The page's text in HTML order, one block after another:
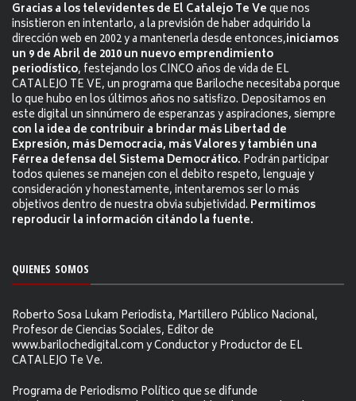
Gracias a los televidentes de El Catalejo Te Veque nos
insistieron en intentarlo, a la previsión de haber adquirido la
dirección web en 2002 y a mantenerla desde entonces,iniciamos
un 9 de Abril de 2010 un nuevo emprendimiento
periodístico, festejando los CINCO años de vida de EL
CATALEJO TE VE, un programa que Bariloche necesitaba porque
lo que hubo en los últimos años no satisfizo. Depositamos en
este digital un sinnúmero de esperanzas y aspiraciones, siempre
con la idea de contribuir a brindar más Libertad de
Expresión, más Democracia, más Valores y también una
Férrea defensa del Sistema Democrático. Podrán participar
todos quienes se manejen con el debito respeto, lenguaje y
consideración y honestamente, intentaremos ser lo más
objetivos dentro de nuestra obvia subjetividad. Permitimos
reproducir la información citándo la fuente.
QUIENES SOMOS
Roberto Sosa Lukam Periodista, Martillero Público Nacional,
Profesor de Ciencias Sociales, Editor de
www.barilochedigital.com y Conductor y Productor de EL
CATALEJO Te Ve.
Programa de Periodismo Político que se difunde